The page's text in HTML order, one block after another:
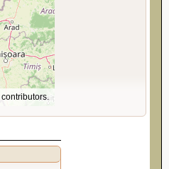
contributors.